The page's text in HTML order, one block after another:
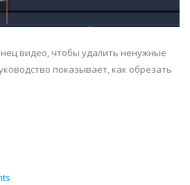
видео, чтобы удалить ненужные
показывает, как обрезать